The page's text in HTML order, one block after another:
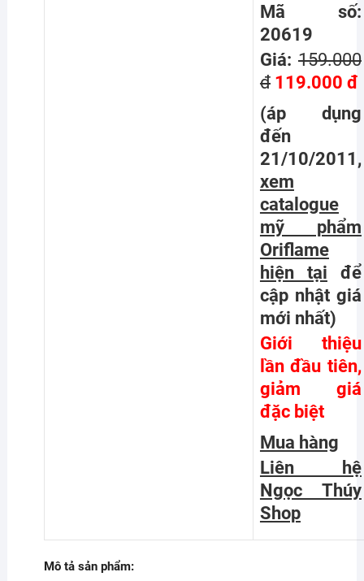
Mã số:
20619
Giá: 159.000
đ119.000 đ
(áp dụng
đến
21/10/2011,
xem
catalogue
mỹ phẩm
Oriflame
hiện tại
để
cập nhật giá
mới nhất)
Giới thiệu
lần đầu tiên,
giảm giá
đặc biệt
Mua hàng
Liên hệ
Ngọc Thúy
Shop
Mô tả sản phẩm: